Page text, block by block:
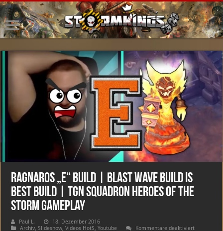
Ragnaros „E“ Build | Blast Wave Build is
Best Build | TGN Squadron Heroes of the
Storm Gameplay
Paul L.
18. Dezember 2016
Archiv,Slideshow,Videos HotS,Youtube Kommentare deaktiviertfür